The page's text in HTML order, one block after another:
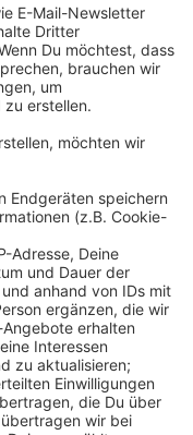
Vor
die britische
nachgewiesen
nachgewiesene
die britische
jede Vierte (27
die britische
und verbreitet
und die